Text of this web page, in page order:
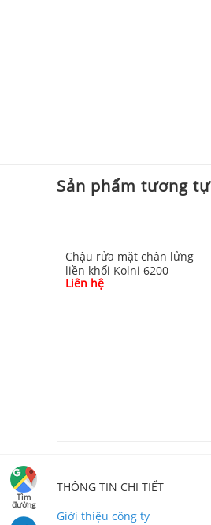
Sản phẩm tương tự
Chậu rửa mặt chân lửng
liền khối Kolni 6200
Liên hệ
THÔNG TIN CHI TIẾT
Giới thiệu công ty
Tìm
đường